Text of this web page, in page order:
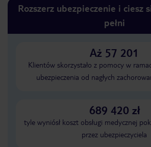
Rozszerz ubezpieczenie i ciesz
pełni
Aż 57 201
Klientów skorzystało z pomocy w
ubezpieczenia od nagłych
689 420 zł
tyle wyniósł koszt obsługi medycznej
przez ubezpieczyciela